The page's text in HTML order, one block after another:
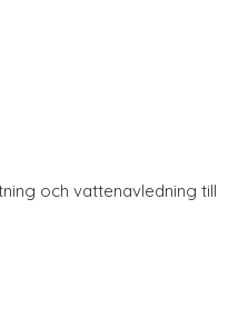
och vattenavledning till